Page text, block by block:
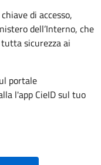
di accesso,
dell’Interno, che
sicurezza ai
portale
l'app CieID sul tuo